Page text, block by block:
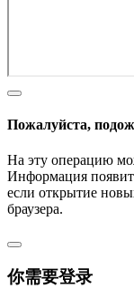
Пожалуйста,
На эту операцию
Информация
если открытие
браузера.
你需要登录